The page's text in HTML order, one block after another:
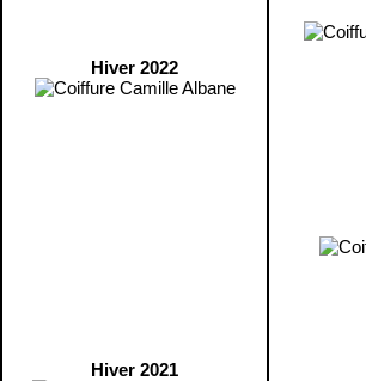
Hiver 2022
Hiver 2021